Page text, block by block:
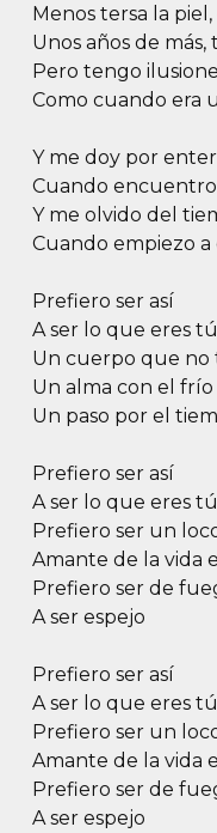
Menos tersa la
Unos años de más,
Pero tengo
Como cuando era
Y me doy por
Cuando
Y me olvido del
Cuando empiezo
Prefiero ser así
A ser lo que eres tú
Un cuerpo que no
Un alma con el frío
Un paso por el
Prefiero ser así
A ser lo que eres tú
Prefiero ser un
Amante de la vida
Prefiero ser de
A ser espejo
Prefiero ser así
A ser lo que eres tú
Prefiero ser un
Amante de la vida
Prefiero ser de
A ser espejo